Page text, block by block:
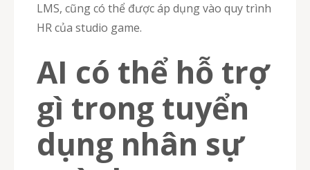
LMS, cũng có thể được áp dụng vào quy trình
HR của studio game.
AI có thể hỗ trợ
gì trong tuyển
dụng nhân sự